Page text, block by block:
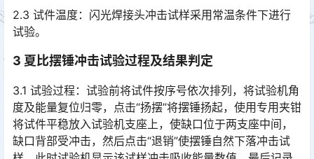
2.3 试件温度：闪光焊接头冲击试样采用常温条件下进行
试验。
3 夏比摆锤冲击试验过程及结果判定
3.1 试验过程：试验前将试件按序号依次排列，将试验机角
度及能量复位归零，点击“扬摆”将摆锤扬起，使用专用夹钳
将试件平稳放入试验机支座上，使缺口位于两支座中间，
缺口背部受冲击，然后点击“退销”使摆锤自然下落冲击试